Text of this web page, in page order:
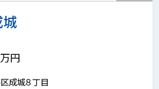
万円
成城８丁目